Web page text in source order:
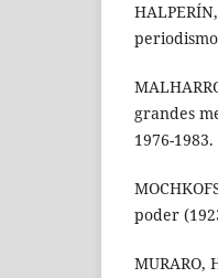
grandes
1976-
poder
MURARO,